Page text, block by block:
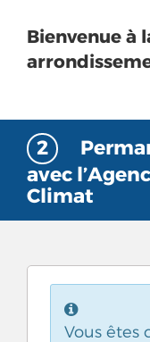
Bienvenue à
2
avec
Climat
Vous êtes